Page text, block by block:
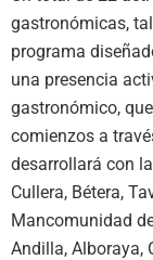
gastronómicas,
programa
una presencia
gastronómico,
comienzos a
desarrollará con
Cullera, Bétera,
Mancomunidad
Andilla, Alboraya,